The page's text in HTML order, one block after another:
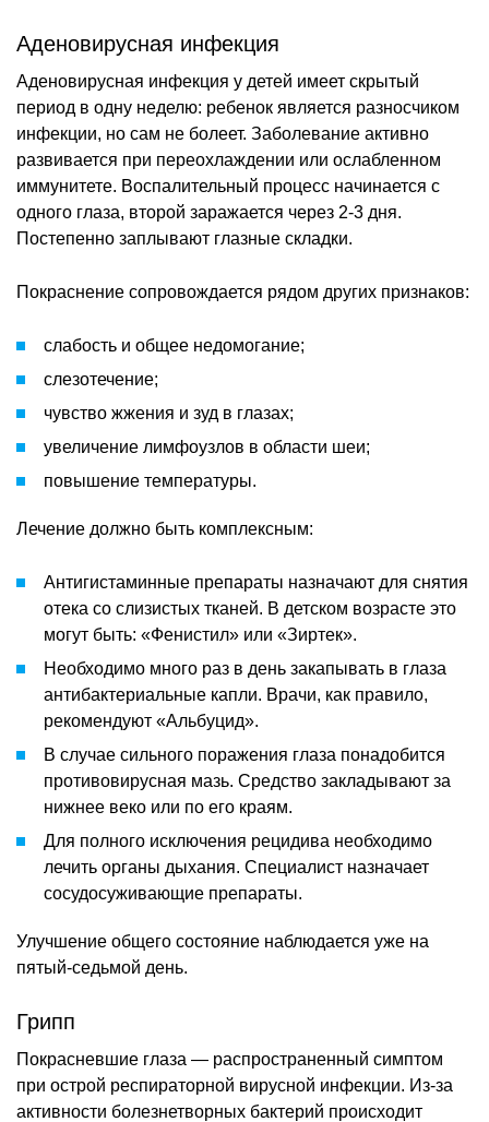
Аденовирусная инфекция
Аденовирусная инфекция у детей имеет скрытый
период в одну неделю: ребенок является разносчиком
инфекции, но сам не болеет. Заболевание активно
развивается при переохлаждении или ослабленном
иммунитете. Воспалительный процесс начинается с
одного глаза, второй заражается через 2-3 дня.
Постепенно заплывают глазные складки.
Покраснение сопровождается рядом других признаков:
слабость и общее недомогание;
слезотечение;
чувство жжения и зуд в глазах;
увеличение лимфоузлов в области шеи;
повышение температуры.
Лечение должно быть комплексным:
Антигистаминные препараты назначают для снятия
отека со слизистых тканей. В детском возрасте это
могут быть: «Фенистил» или «Зиртек».
Необходимо много раз в день закапывать в глаза
антибактериальные капли. Врачи, как правило,
рекомендуют «Альбуцид».
В случае сильного поражения глаза понадобится
противовирусная мазь. Средство закладывают за
нижнее веко или по его краям.
Для полного исключения рецидива необходимо
лечить органы дыхания. Специалист назначает
сосудосуживающие препараты.
Улучшение общего состояние наблюдается уже на
пятый-седьмой день.
Грипп
Покрасневшие глаза — распространенный симптом
при острой респираторной вирусной инфекции. Из-за
активности болезнетворных бактерий происходит